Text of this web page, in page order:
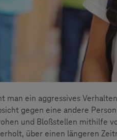
ein aggressives
gegen eine andere
und Bloßstellen mithilfe
über einen längeren